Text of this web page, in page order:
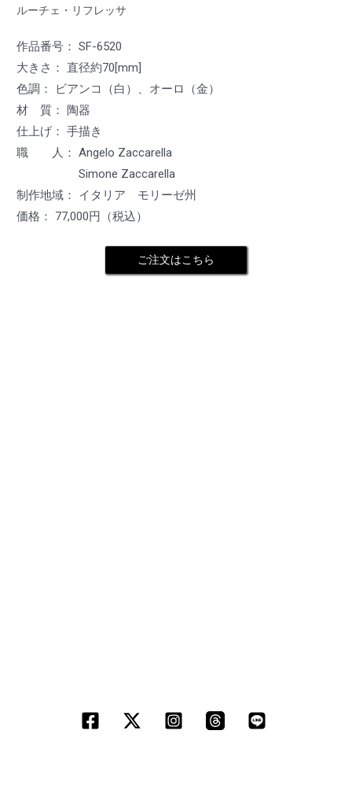
ルーチェ・リフレッサ
作品番号： SF-6520
大きさ： 直径約70[mm]
色調： ビアンコ（白）、オーロ（金）
材 質： 陶器
仕上げ： 手描き
職 人： Angelo Zaccarella
Simone Zaccarella
制作地域： イタリア モリーゼ州
価格： 77,000円（税込）
ご注文はこちら